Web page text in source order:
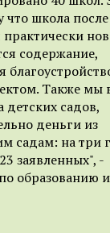
что школа после
практически
содержание,
Также мы
садов,
деньги из
садам: на три
заявленных", -
образованию